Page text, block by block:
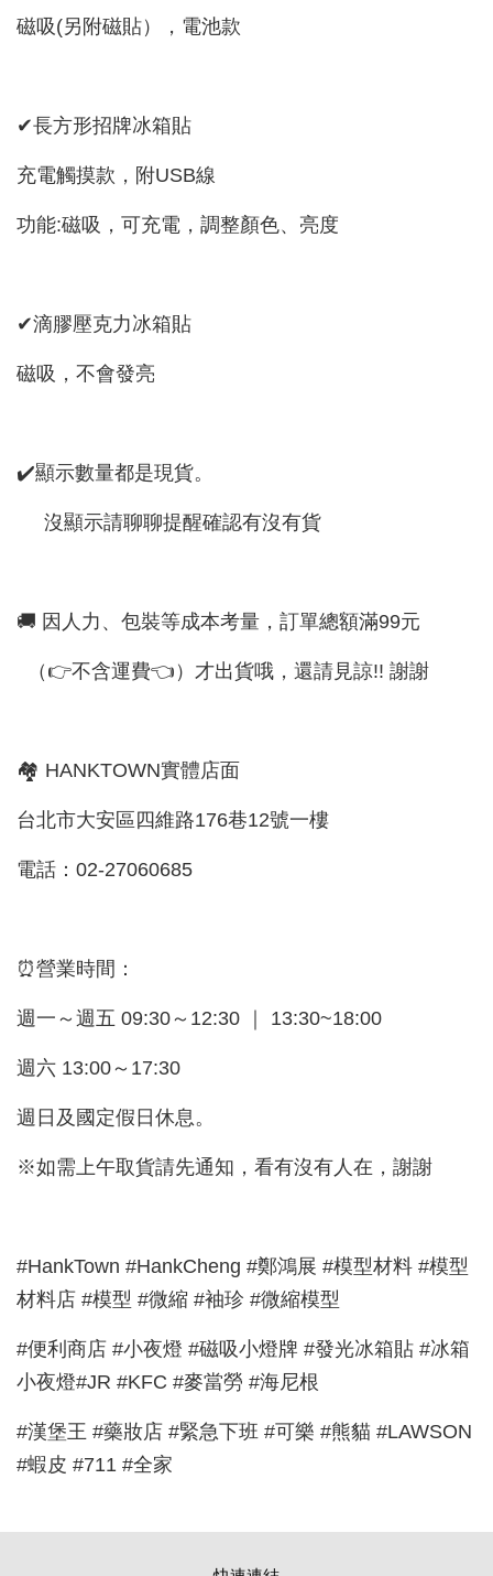
磁吸(另附磁貼），電池款
✔長方形招牌冰箱貼
充電觸摸款，附USB線
功能:磁吸，可充電，調整顏色、亮度
✔滴膠壓克力冰箱貼
磁吸，不會發亮
✔️顯示數量都是現貨。
沒顯示請聊聊提醒確認有沒有貨
🚚 因人力、包裝等成本考量，訂單總額滿99元
（👉不含運費👈）才出貨哦，還請見諒!! 謝謝
🏘 HANKTOWN實體店面
台北市大安區四維路176巷12號一樓
電話：02-27060685
⏰營業時間：
週一～週五 09:30～12:30 ｜ 13:30~18:00
週六 13:00～17:30
週日及國定假日休息。
※如需上午取貨請先通知，看有沒有人在，謝謝
#HankTown #HankCheng #鄭鴻展 #模型材料 #模型
材料店 #模型 #微縮 #袖珍 #微縮模型
#便利商店 #小夜燈 #磁吸小燈牌 #發光冰箱貼 #冰箱
小夜燈#JR #KFC #麥當勞 #海尼根
#漢堡王 #藥妝店 #緊急下班 #可樂 #熊貓 #LAWSON
#蝦皮 #711 #全家